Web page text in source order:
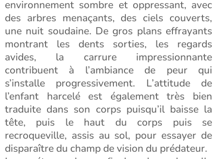
environnement sombre et oppressant, avec
des arbres menaçants, des ciels couverts,
une nuit soudaine. De gros plans effrayants
montrant les dents sorties, les regards
avides, la carrure impressionnante
contribuent à l’ambiance de peur qui
s’installe progressivement. L’attitude de
l’enfant harcelé est également très bien
traduite dans son corps puisqu’il baisse la
tête, puis le haut du corps puis se
recroqueville, assis au sol, pour essayer de
disparaître du champ de vision du prédateur.